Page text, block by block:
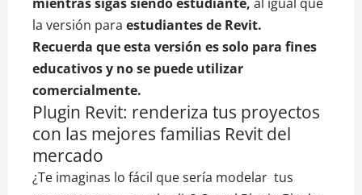
la versión para estudiantes de Revit.
Recuerda que esta versión es solo para fines
educativos y no se puede utilizar
comercialmente.
Plugin Revit: renderiza tus proyectos
con las mejores familias Revit del
mercado
¿Te imaginas lo fácil que sería modelar tus